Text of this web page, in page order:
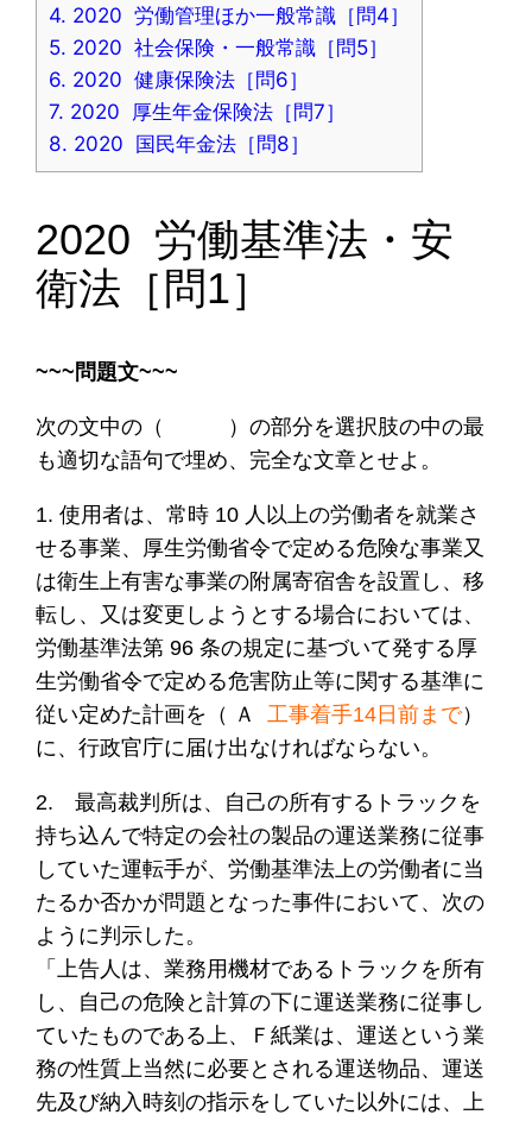
4. 2020 労働管理ほか一般常識［問4］
5. 2020 社会保険・一般常識［問5］
6. 2020 健康保険法［問6］
7. 2020 厚生年金保険法［問7］
8. 2020 国民年金法［問8］
2020 労働基準法・安
衛法［問1］
~~~問題文~~~
次の文中の（ ）の部分を選択肢の中の最
も適切な語句で埋め、完全な文章とせよ。
1. 使用者は、常時 10 人以上の労働者を就業さ
せる事業、厚生労働省令で定める危険な事業又
は衛生上有害な事業の附属寄宿舎を設置し、移
転し、又は変更しようとする場合においては、
労働基準法第 96 条の規定に基づいて発する厚
生労働省令で定める危害防止等に関する基準に
従い定めた計画を（ Ａ 工事着手14日前まで）
に、行政官庁に届け出なければならない。
2. 最高裁判所は、自己の所有するトラックを
持ち込んで特定の会社の製品の運送業務に従事
していた運転手が、労働基準法上の労働者に当
たるか否かが問題となった事件において、次の
ように判示した。
「上告人は、業務用機材であるトラックを所有
し、自己の危険と計算の下に運送業務に従事し
ていたものである上、Ｆ紙業は、運送という業
務の性質上当然に必要とされる運送物品、運送
先及び納入時刻の指示をしていた以外には、上